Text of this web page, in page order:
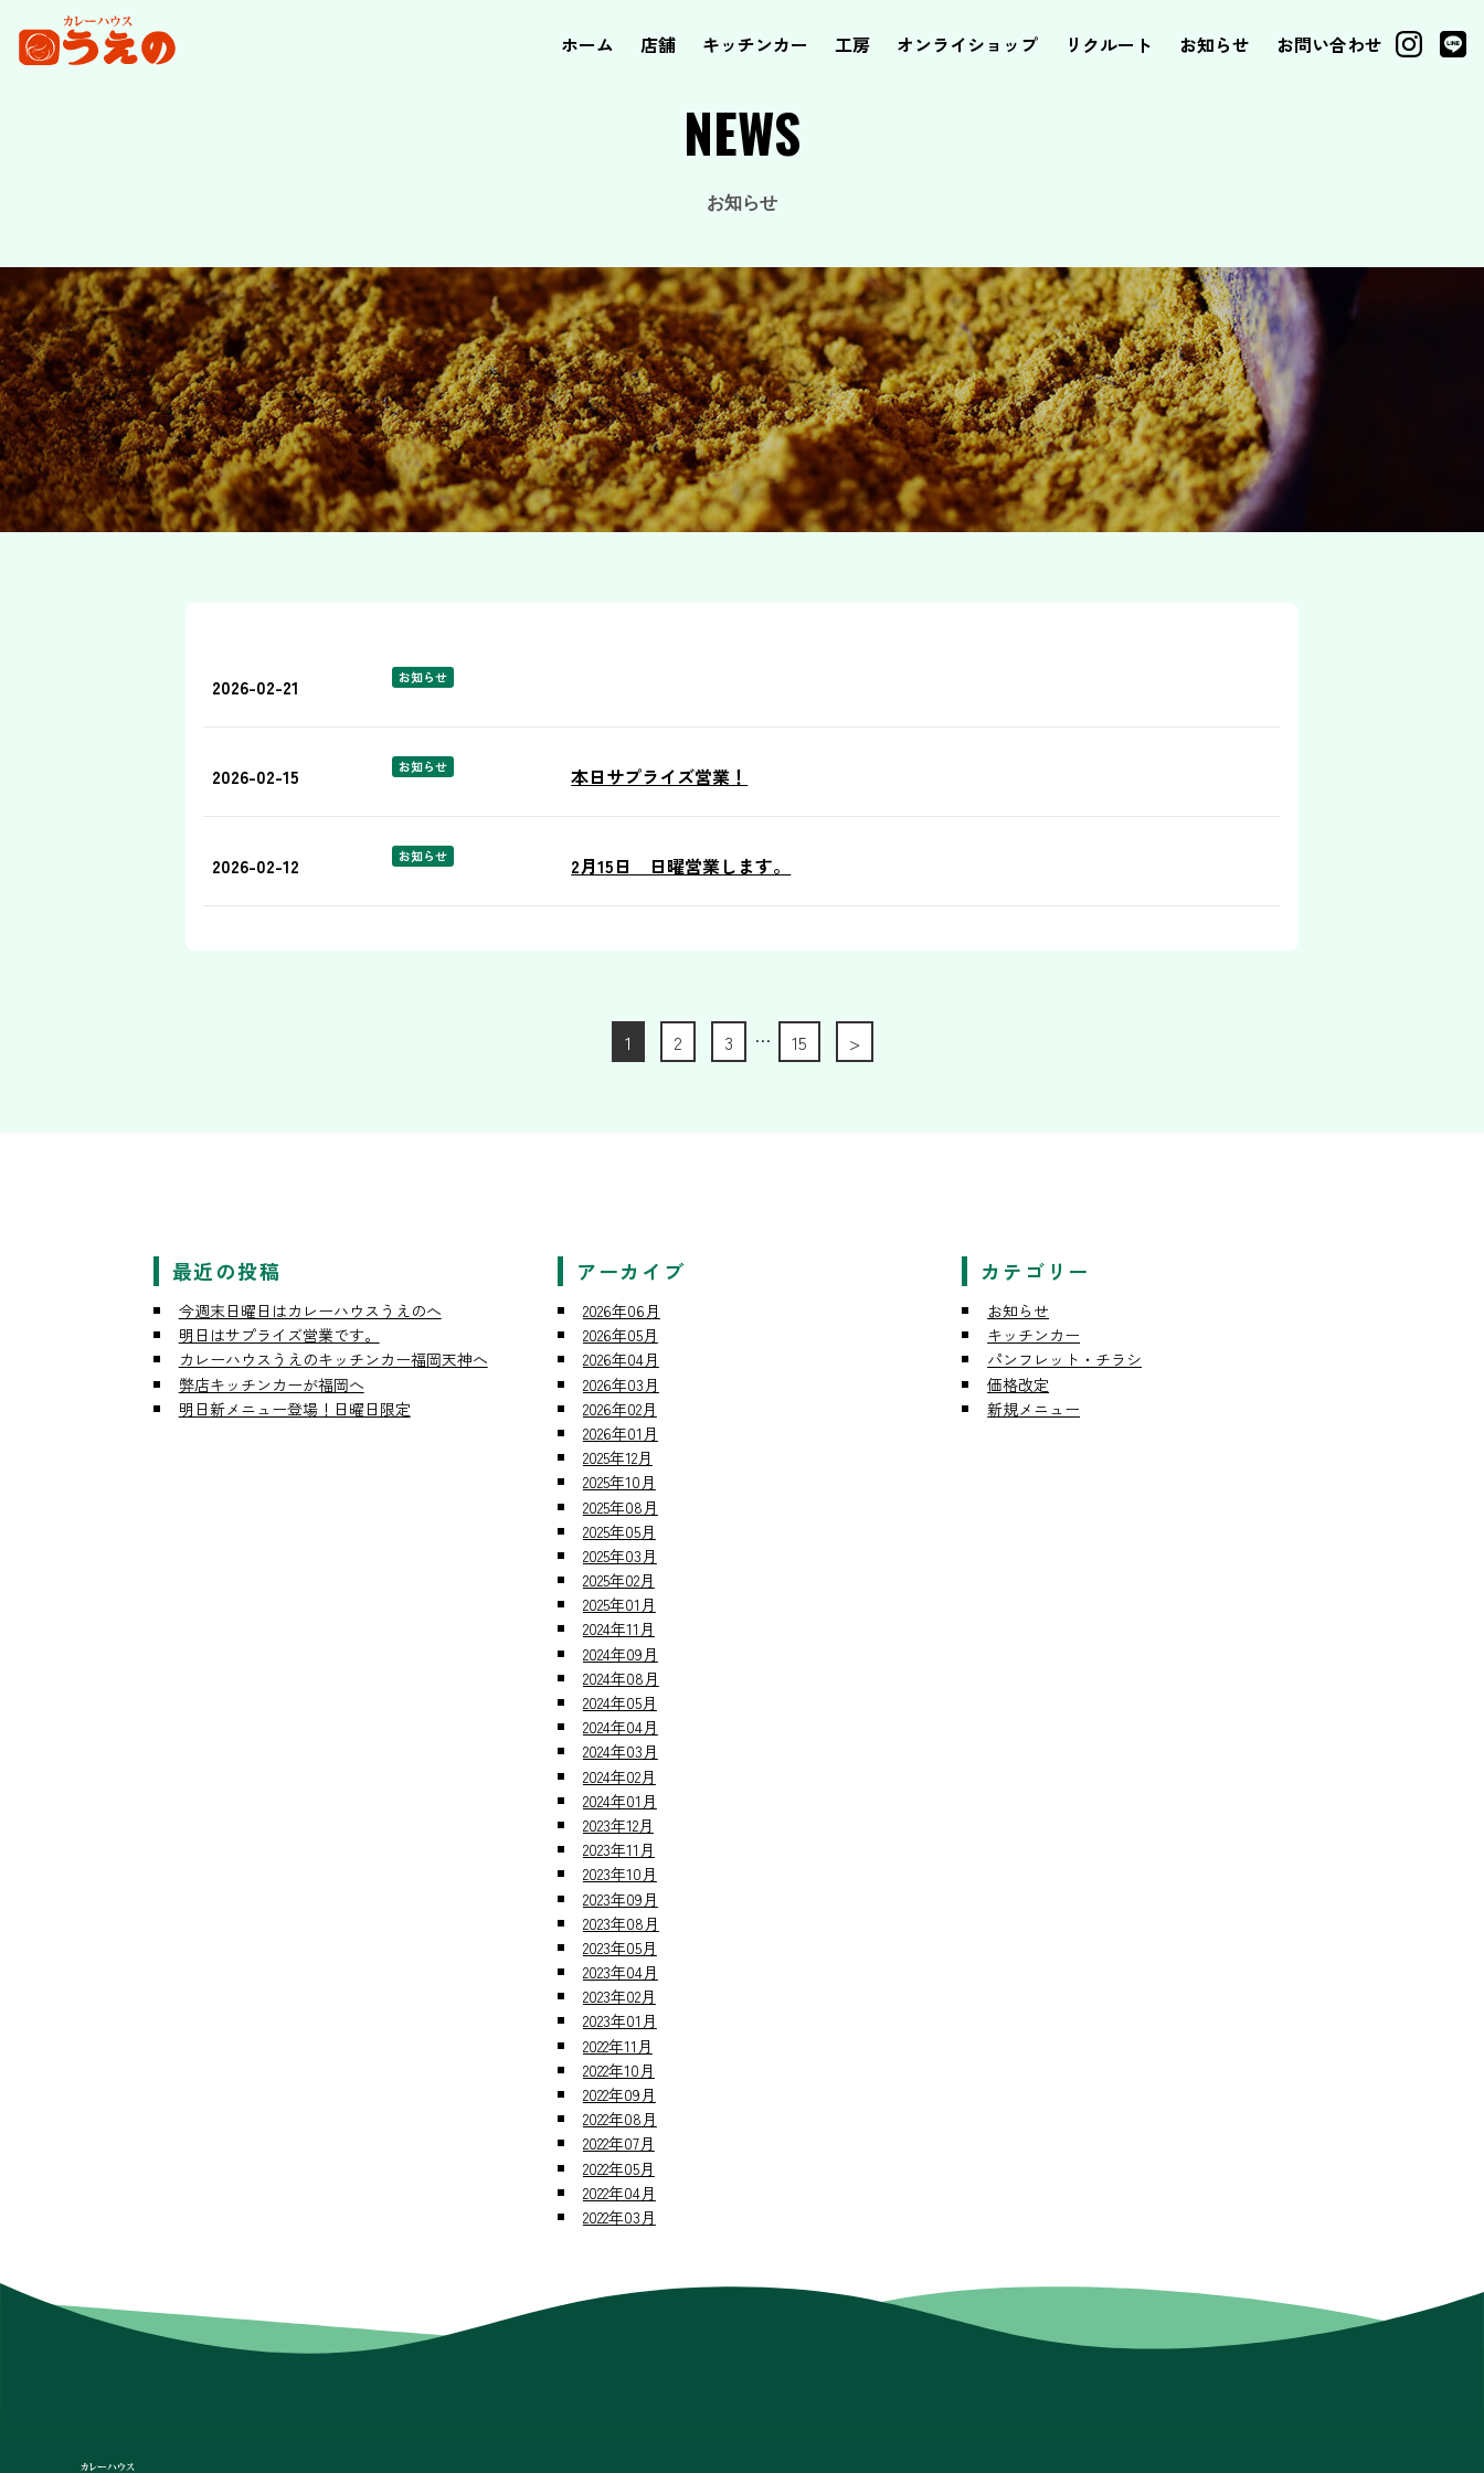
ホーム 店舗 キッチンカー 工房 オンライショップ リクルート お知らせ お問い合わせ
NEWS
お知らせ
2026-02-21 お知らせ
2026-02-15 お知らせ 本日サプライズ営業！
2026-02-12 お知らせ 2月15日 日曜営業します。
1 2 3 … 15 >
最近の投稿
今週末日曜日はカレーハウスうえのへ
明日はサプライズ営業です。
カレーハウスうえのキッチンカー福岡天神へ
弊店キッチンカーが福岡へ
明日新メニュー登場！日曜日限定
アーカイブ
2026年06月
2026年05月
2026年04月
2026年03月
2026年02月
2026年01月
2025年12月
2025年10月
2025年08月
2025年05月
2025年03月
2025年02月
2025年01月
2024年11月
2024年09月
2024年08月
2024年05月
2024年04月
2024年03月
2024年02月
2024年01月
2023年12月
2023年11月
2023年10月
2023年09月
2023年08月
2023年05月
2023年04月
2023年02月
2023年01月
2022年11月
2022年10月
2022年09月
2022年08月
2022年07月
2022年05月
2022年04月
2022年03月
カテゴリー
お知らせ
キッチンカー
パンフレット・チラシ
価格改定
新規メニュー